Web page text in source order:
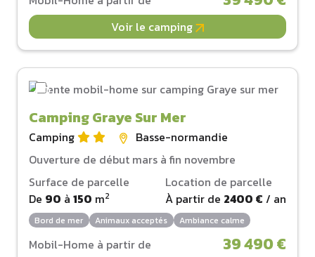
Voir le camping
Camping Graye Sur Mer
Camping
Basse-normandie
Ouverture de début mars à fin novembre
Surface de parcelle
De 90 à 150 m2
Location de parcelle
À partir de 2400 € / an
Bord de mer Animaux acceptés Ambiance calme
Mobil-Home à partir de 39 490 €